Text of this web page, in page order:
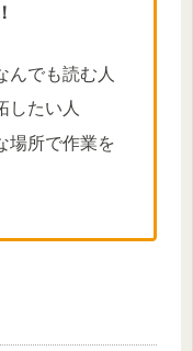
んでも読む人
したい人
場所で作業を